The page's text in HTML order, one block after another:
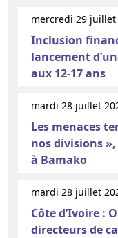
mercredi 29 juillet
Inclusion
lancement
aux 12-17 ans
mardi 28 juillet
Les menaces
nos divisions
à Bamako
mardi 28 juillet
Côte d’Ivoire :
directeurs de